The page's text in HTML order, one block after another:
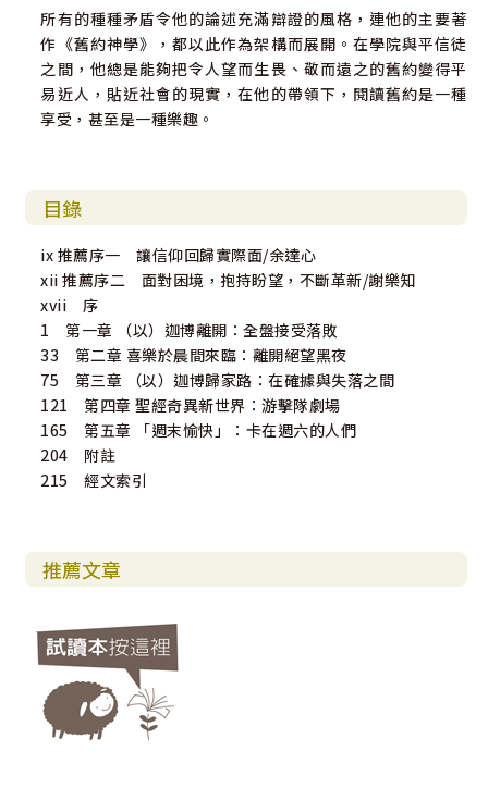
所有的種種矛盾令他的論述充滿辯證的風格，連他的主要著
作《舊約神學》，都以此作為架構而展開。在學院與平信徒
之間，他總是能夠把令人望而生畏、敬而遠之的舊約變得平
易近人，貼近社會的現實，在他的帶領下，閱讀舊約是一種
享受，甚至是一種樂趣。
目錄
ix 推薦序一 讓信仰回歸實際面/余達心
xii 推薦序二 面對困境，抱持盼望，不斷革新/謝樂知
xvii 序
1 第一章 （以）迦博離開：全盤接受落敗
33 第二章 喜樂於晨間來臨：離開絕望黑夜
75 第三章 （以）迦博歸家路：在確據與失落之間
121 第四章 聖經奇異新世界：游擊隊劇場
165 第五章 「週末愉快」：卡在週六的人們
204 附註
215 經文索引
推薦文章